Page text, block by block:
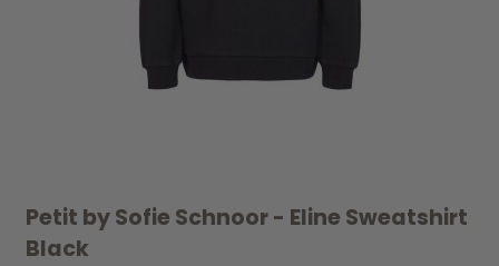
Petit by Sofie Schnoor - Eline Sweatshirt
Black